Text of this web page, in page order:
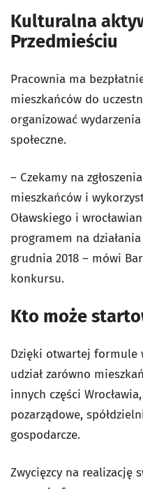
Kulturalna
Przedmieściu
Pracownia ma
mieszkańców do
organizować
społeczne.
– Czekamy na
mieszkańców i
Oławskiego i
programem na
grudnia 2018 – mówi
konkursu.
Kto może
Dzięki otwartej formule
udział zarówno
innych części
pozarządowe,
gospodarcze.
Zwycięzcy na realizację